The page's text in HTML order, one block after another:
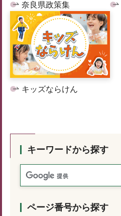
奈良県政策集
キッズならけん
キーワードから探す
ページ番号から探す